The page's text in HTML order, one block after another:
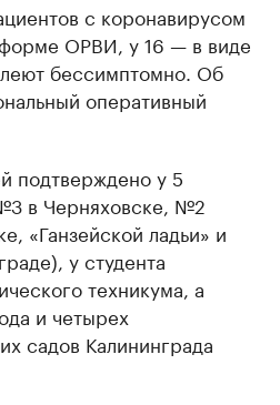
с коронавирусом
форме ОРВИ, у 16 — в виде
бессимптомно. Об
оперативный
подтверждено у 5
в Черняховске, №2
«Ганзейской ладьи» и
у студента
техникума, а
и четырех
садов Калининграда